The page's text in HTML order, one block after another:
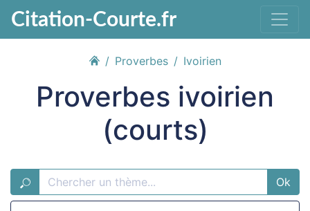
Citation-Courte.fr
Proverbes Ivoirien
Proverbes ivoirien
(courts)
Ok